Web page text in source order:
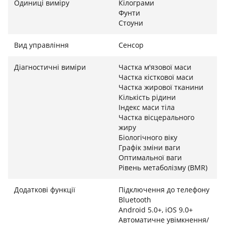
великий VA-дисплей з яскравим кольоровим
підсвічуванням. На відміну від звичайних
електронних ваг, які відображають лише кілограми,
показників ефективності прямо на екран пристрою.
Вам більше не потрібно щоразу відкривати
мобільний додаток у телефоні під час зважування —
вся ключова інформація про стан вашого тіла
доступна миттєво у зручному графічному форматі
прямо під ногами, що робить щоденне
використання максимально комфортним.
Інтелектуальна синхронізація та мобільний
бездротового зв'язку для швидкої синхронізації зі
смартфоном. Спеціальний мобільний додаток
збирає всі дані, аналізує їх та вибудовує наочні
Одиниці виміру
Кілограми
Фунти
Стоуни
Вид управління Сенсор
Діагностичні виміри
Частка м'язової маси
Частка кісткової маси
Частка жирової тканини
Кількість рідини
Індекс маси тіла
Частка вісцерального
жиру
Біологічного віку
Графік зміни ваги
Оптимальної ваги
Рівень метаболізму (BMR)
Додаткові функції
Підключення до телефону
Bluetooth
Android 5.0+, iOS 9.0+
Автоматичне увімкнення/